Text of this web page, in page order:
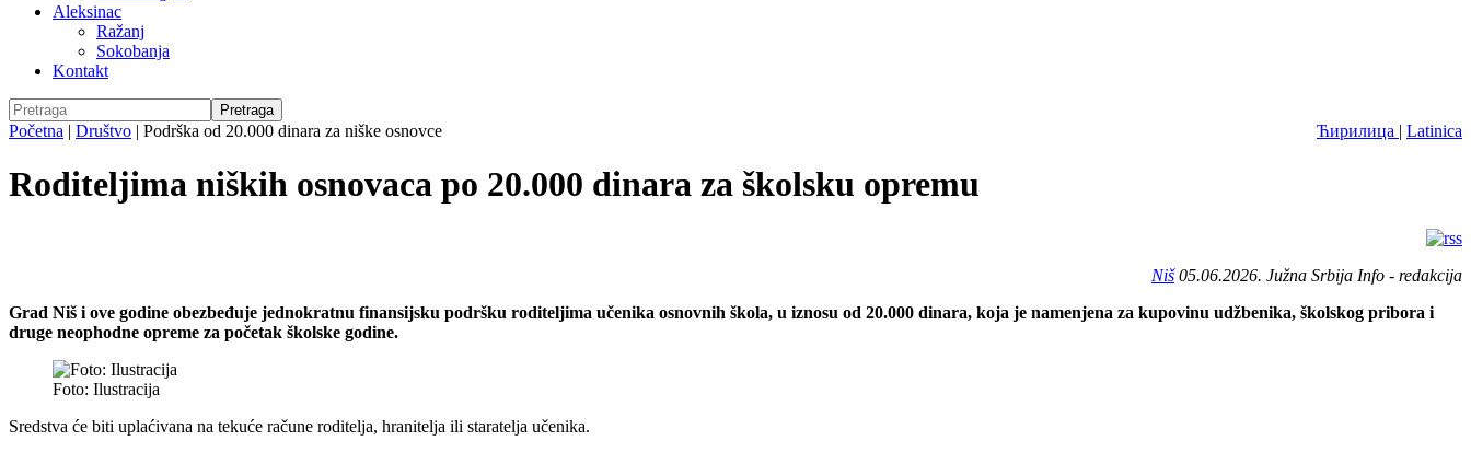
Aleksinac
Ražanj
Sokobanja
Kontakt
Ћирилица | Latinica
Početna | Društvo | Podrška od 20.000 dinara za niške osnovce
Roditeljima niških osnovaca po 20.000 dinara za školsku opremu
Niš05.06.2026. Južna Srbija Info - redakcija
Grad Niš i ove godine obezbeđuje jednokratnu finansijsku podršku roditeljima učenika osnovnih škola, u iznosu od 20.000 dinara, koja je namenjena za kupovinu udžbenika, školskog pribora i
druge neophodne opreme za početak školske godine.
Foto: Ilustracija
Sredstva će biti uplaćivana na tekuće račune roditelja, hranitelja ili staratelja učenika.